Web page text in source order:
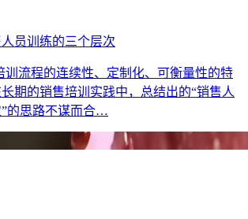
员训练的三个层次
训流程的连续性、定制化、可衡量性的特
期的销售培训实践中，总结出的“销售人
的思路不谋而合…